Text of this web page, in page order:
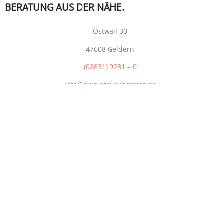
BERATUNG AUS DER NÄHE.
Ostwall 30
47608 Geldern
(02831) 9231 – 0
info@bwp-steuerberater.de